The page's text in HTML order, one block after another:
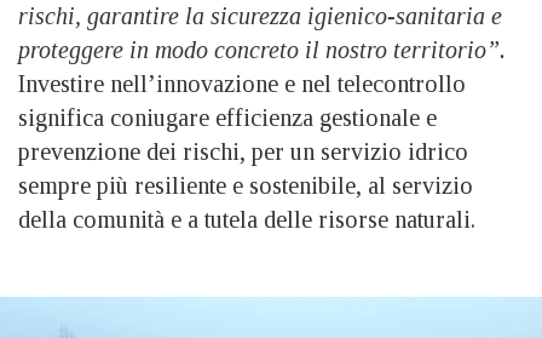
rischi, garantire la sicurezza igienico-sanitaria e
proteggere in modo concreto il nostro territorio”.
Investire nell’innovazione e nel telecontrollo
significa coniugare efficienza gestionale e
prevenzione dei rischi, per un servizio idrico
sempre più resiliente e sostenibile, al servizio
della comunità e a tutela delle risorse naturali.